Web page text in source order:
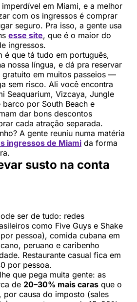
em Miami, e a melhor
com os ingressos é comprar
seguro. Pra isso, a gente usa
esse site, que é o maior do
ingressos.
é que tá tudo em português,
nossa língua, e dá pra reservar
gratuito em muitos passeios —
sem risco. Ali você encontra
Seaquarium, Vizcaya, Jungle
barco por South Beach e
dar bons descontos
cada atração separada.
A gente reuniu numa matéria
ingressos de Miami da forma
susto na conta
ser de tudo: redes
como Five Guys e Shake
pessoa), comida cubana em
peruano e caribenho
Restaurante casual fica em
por pessoa.
que pega muita gente: as
de 20–30% mais caras que o
causa do imposto (sales